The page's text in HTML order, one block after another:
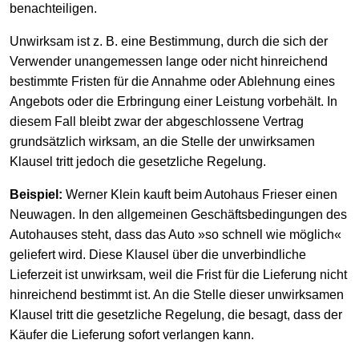
benachteiligen.
Unwirksam ist z. B. eine Bestimmung, durch die sich der
Verwender unangemessen lange oder nicht hinreichend
bestimmte Fristen für die Annahme oder Ablehnung eines
Angebots oder die Erbringung einer Leistung vorbehält. In
diesem Fall bleibt zwar der abgeschlossene Vertrag
grundsätzlich wirksam, an die Stelle der unwirksamen
Klausel tritt jedoch die gesetzliche Regelung.
Beispiel: Werner Klein kauft beim Autohaus Frieser einen
Neuwagen. In den allgemeinen Geschäftsbedingungen des
Autohauses steht, dass das Auto »so schnell wie möglich«
geliefert wird. Diese Klausel über die unverbindliche
Lieferzeit ist unwirksam, weil die Frist für die Lieferung nicht
hinreichend bestimmt ist. An die Stelle dieser unwirksamen
Klausel tritt die gesetzliche Regelung, die besagt, dass der
Käufer die Lieferung sofort verlangen kann.